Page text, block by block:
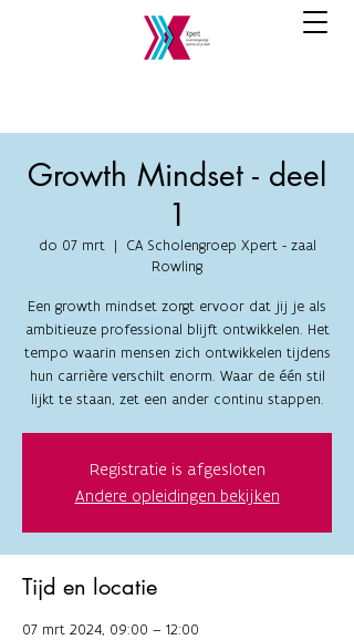
Growth Mindset - deel
1
do 07 mrt
  |
CA Scholengroep Xpert - zaal
Rowling
Een growth mindset zorgt ervoor dat jij je als
ambitieuze professional blijft ontwikkelen. Het
tempo waarin mensen zich ontwikkelen tijdens
hun carrière verschilt enorm. Waar de één stil
lijkt te staan, zet een ander continu stappen.
Registratie is afgesloten
Andere opleidingen bekijken
Tijd en locatie
07 mrt 2024, 09:00 – 12:00